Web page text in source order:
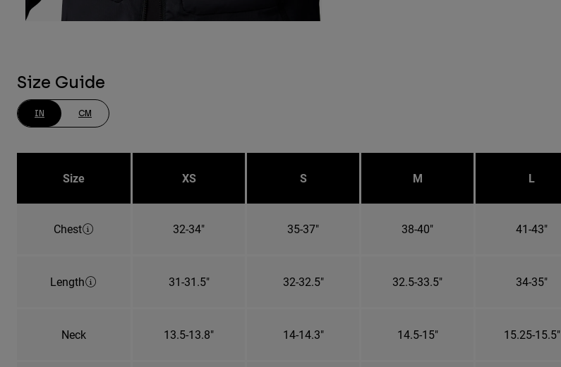
Size Guide
IN CM
Size XS S M L
Chest 32-34" 35-37" 38-40" 41-43"
Length 31-31.5" 32-32.5" 32.5-33.5" 34-35"
Neck 13.5-13.8" 14-14.3" 14.5-15" 15.25-15.5"